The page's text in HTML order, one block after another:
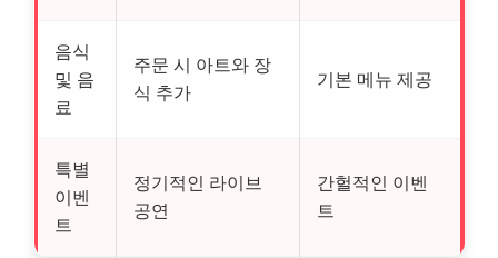
음식
및 음
료
주문 시 아트와 장
식 추가
기본 메뉴 제공
특별
이벤
트
정기적인 라이브
공연
간헐적인 이벤
트